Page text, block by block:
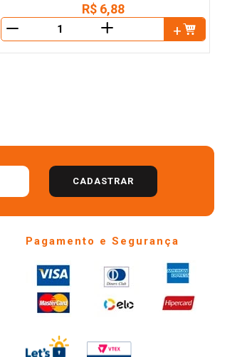
R$ 6,88
＋
CADASTRAR
Pagamento e Segurança